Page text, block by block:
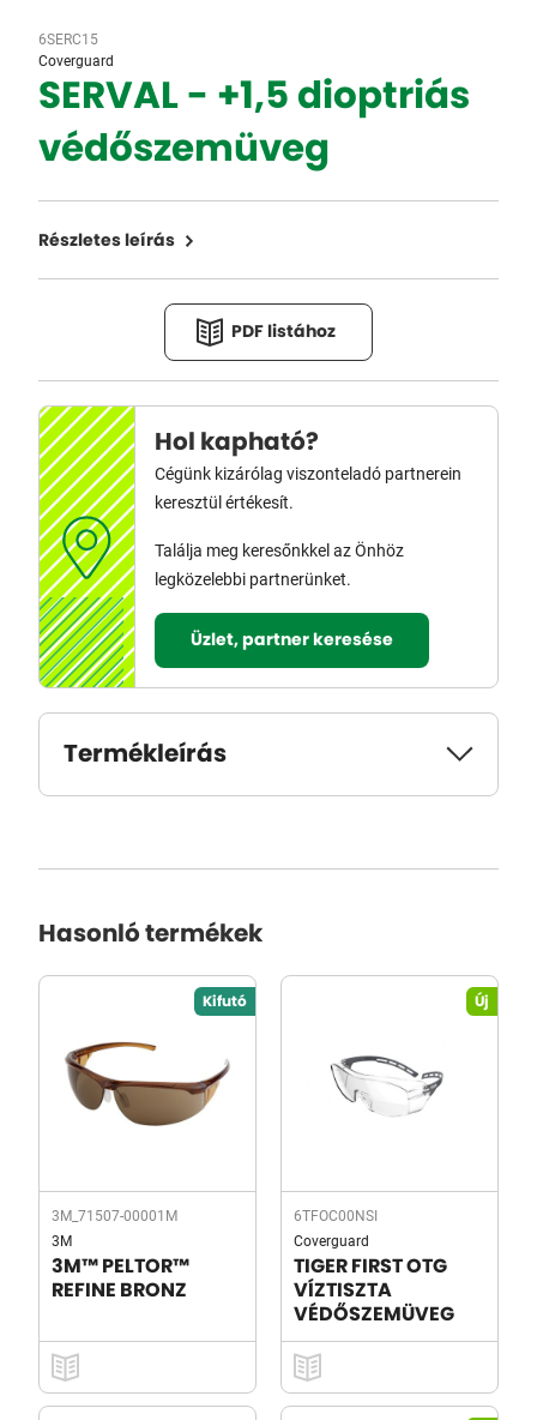
6SERC15
Coverguard
SERVAL - +1,5 dioptriás
védőszemüveg
Részletes leírás
PDF listához
Hol kapható?
Cégünk kizárólag viszonteladó partnerein
keresztül értékesít.
Találja meg keresőnkkel az Önhöz
legközelebbi partnerünket.
Üzlet, partner keresése
Termékleírás
Hasonló termékek
Kifutó
3M_71507-00001M
3M
3M™ PELTOR™
REFINE BRONZ
Új
6TFOC00NSI
Coverguard
TIGER FIRST OTG
VÍZTISZTA
VÉDŐSZEMÜVEG